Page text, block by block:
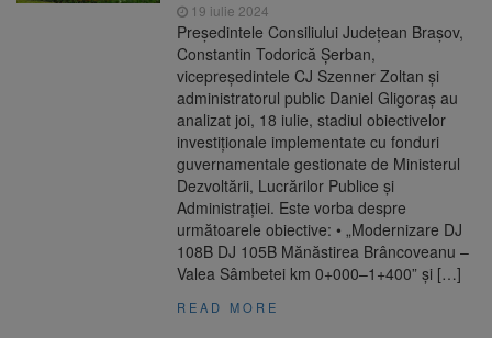
19 iulie 2024
Preşedintele Consiliului Judeţean Braşov,
Constantin Todorică Şerban,
vicepreşedintele CJ Szenner Zoltan şi
administratorul public Daniel Gligoraş au
analizat joi, 18 iulie, stadiul obiectivelor
investiţionale implementate cu fonduri
guvernamentale gestionate de Ministerul
Dezvoltării, Lucrărilor Publice şi
Administraţiei. Este vorba despre
următoarele obiective: • „Modernizare DJ
108B DJ 105B Mănăstirea Brâncoveanu –
Valea Sâmbetei km 0+000–1+400” şi […]
READ MORE